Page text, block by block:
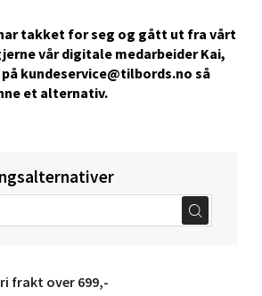
takket for seg og gått ut fra vårt
vår digitale medarbeider Kai,
kundeservice@tilbords.no så
et alternativ.
frakt over 699,-
og Sandnes - Kvadrat
1, 4313 Sandnes
Senter Lagunen